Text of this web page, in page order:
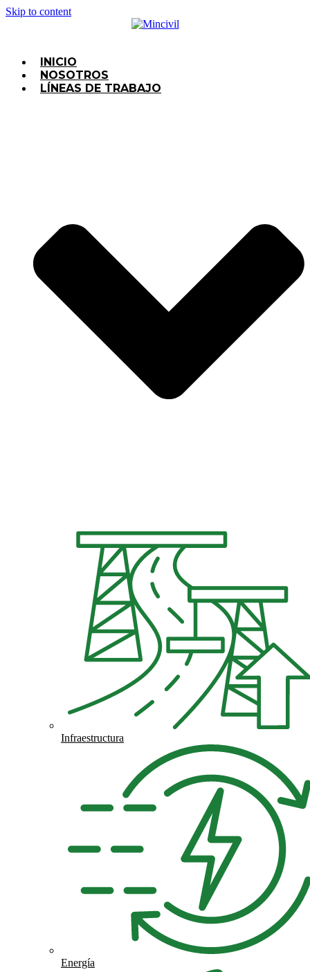
Skip to content
INICIO
NOSOTROS
LÍNEAS DE TRABAJO
Infraestructura
Energía